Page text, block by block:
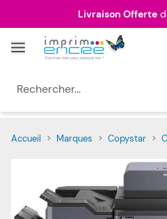
Livraison Offerte
Menu
Accueil > Marques > Copystar >